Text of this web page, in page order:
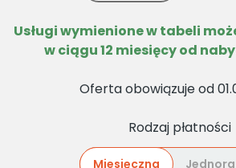
Usługi wymienione w tabeli
w ciągu 12 miesięcy od
Oferta obowiązuje od
Rodzaj płatności
Miesięczna